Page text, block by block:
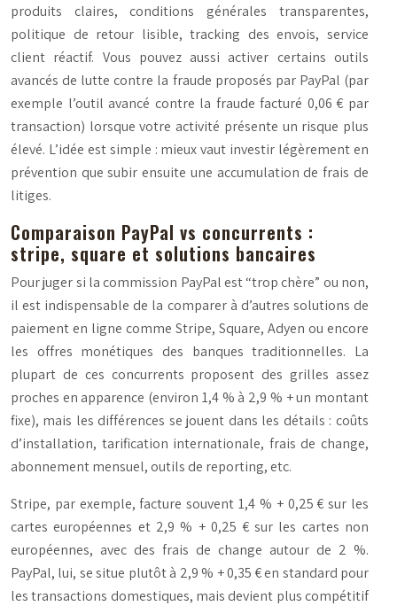
produits claires, conditions générales transparentes,
politique de retour lisible, tracking des envois, service
client réactif. Vous pouvez aussi activer certains outils
avancés de lutte contre la fraude proposés par PayPal (par
exemple l’outil avancé contre la fraude facturé 0,06 € par
transaction) lorsque votre activité présente un risque plus
élevé. L’idée est simple : mieux vaut investir légèrement en
prévention que subir ensuite une accumulation de frais de
litiges.
Comparaison PayPal vs concurrents :
stripe, square et solutions bancaires
Pour juger si la commission PayPal est “trop chère” ou non,
il est indispensable de la comparer à d’autres solutions de
paiement en ligne comme Stripe, Square, Adyen ou encore
les offres monétiques des banques traditionnelles. La
plupart de ces concurrents proposent des grilles assez
proches en apparence (environ 1,4 % à 2,9 % + un montant
fixe), mais les différences se jouent dans les détails : coûts
d’installation, tarification internationale, frais de change,
abonnement mensuel, outils de reporting, etc.
Stripe, par exemple, facture souvent 1,4 % + 0,25 € sur les
cartes européennes et 2,9 % + 0,25 € sur les cartes non
européennes, avec des frais de change autour de 2 %.
PayPal, lui, se situe plutôt à 2,9 % + 0,35 € en standard pour
les transactions domestiques, mais devient plus compétitif